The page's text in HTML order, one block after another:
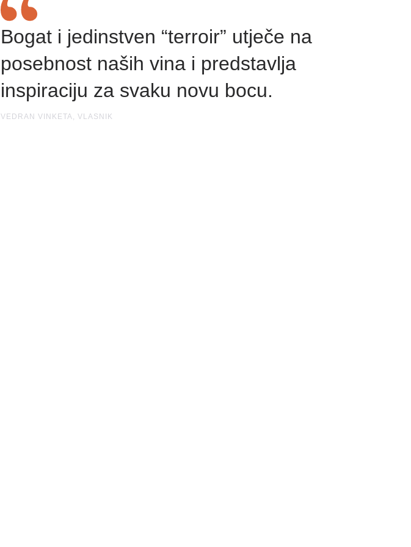
Bogat i jedinstven “terroir” utječe na
posebnost naših vina i predstavlja
inspiraciju za svaku novu bocu.
VEDRAN VINKETA, VLASNIK